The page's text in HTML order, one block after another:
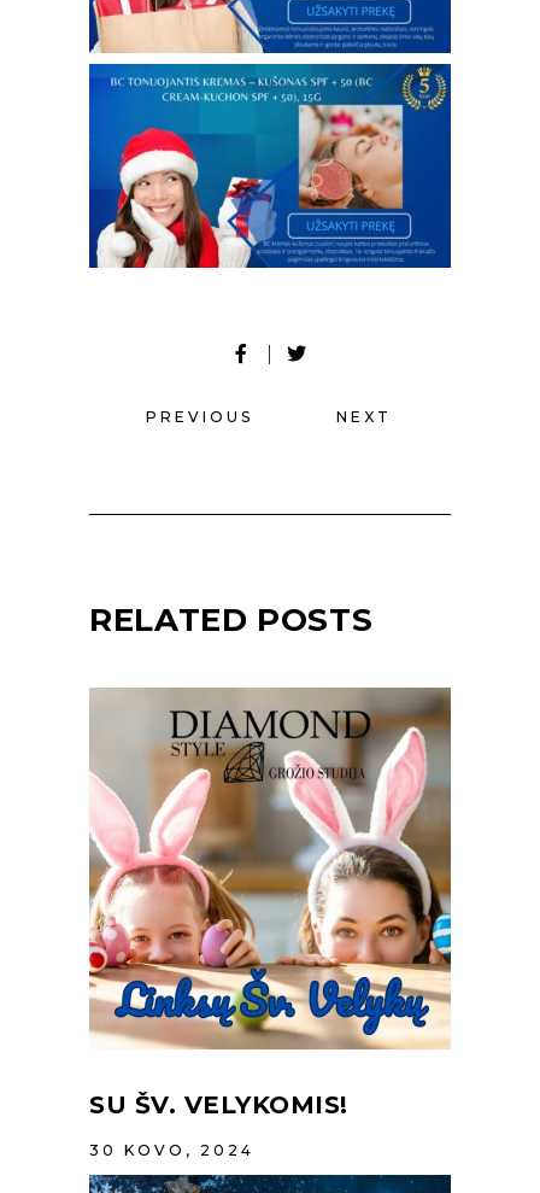
PREVIOUS NEXT
RELATED POSTS
SU ŠV. VELYKOMIS!
30 KOVO, 2024